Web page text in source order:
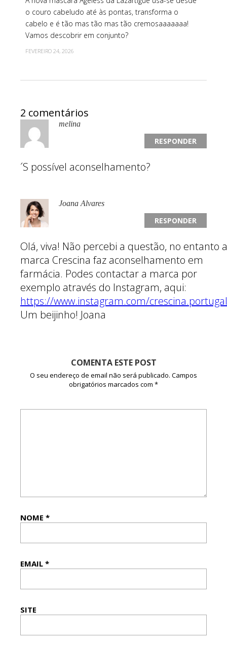
o couro cabeludo até às pontas, transforma o
cabelo e é tão mas tão mas tão cremosaaaaaaa!
Vamos descobrir em conjunto?
FEVEREIRO 24, 2026
2 comentários
melina
´S possível aconselhamento?
RESPONDER
Joana Alvares
Olá, viva! Não percebi a questão, no entanto a
marca Crescina faz aconselhamento em
farmácia. Podes contactar a marca por
exemplo através do Instagram, aqui:
https://www.instagram.com/
Um beijinho! Joana
RESPONDER
COMENTA ESTE POST
O seu endereço de email não será publicado. Campos
obrigatórios marcados com *
NOME *
EMAIL *
SITE